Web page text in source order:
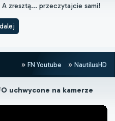
zresztą... przeczytajcie sami!
FN Youtube NautilusHD
uchwycone na kamerze